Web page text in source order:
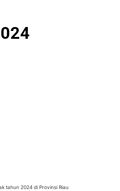
tahun 2024 di Provinsi Riau